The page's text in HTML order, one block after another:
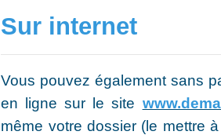
Sur internet
Vous pouvez également sans
en ligne sur le site
même votre dossier (le mettre